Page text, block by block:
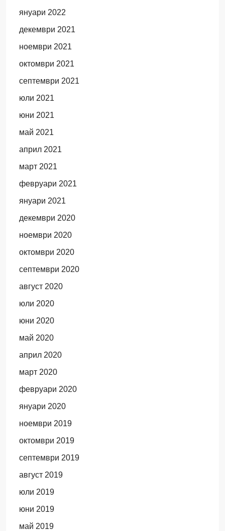
януари 2022
декември 2021
ноември 2021
октомври 2021
септември 2021
юли 2021
юни 2021
май 2021
април 2021
март 2021
февруари 2021
януари 2021
декември 2020
ноември 2020
октомври 2020
септември 2020
август 2020
юли 2020
юни 2020
май 2020
април 2020
март 2020
февруари 2020
януари 2020
ноември 2019
октомври 2019
септември 2019
август 2019
юли 2019
юни 2019
май 2019